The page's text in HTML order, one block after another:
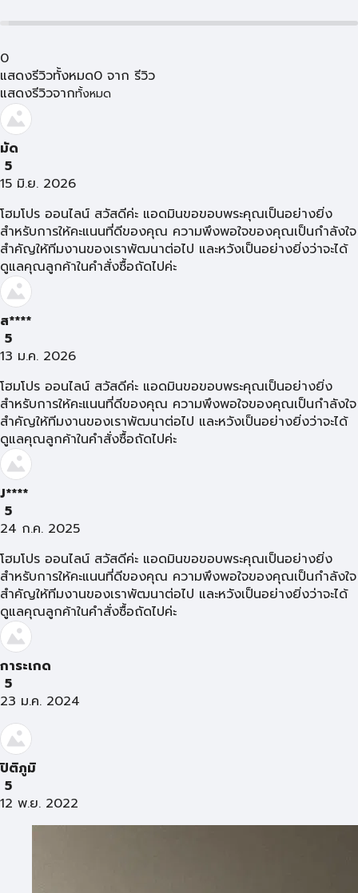
0
แสดงรีวิวทั้งหมด0 จาก รีวิว
แสดงรีวิวจากทั้งหมด
มัด
5
15 มิ.ย. 2026
โฮมโปร ออนไลน์ สวัสดีค่ะ แอดมินขอขอบพระคุณเป็นอย่างยิ่ง
สำหรับการให้คะแนนที่ดีของคุณ ความพึงพอใจของคุณเป็นกำลังใจ
สำคัญให้ทีมงานของเราพัฒนาต่อไป และหวังเป็นอย่างยิ่งว่าจะได้
ดูแลคุณลูกค้าในคำสั่งซื้อถัดไปค่ะ
ส****
5
13 ม.ค. 2026
โฮมโปร ออนไลน์ สวัสดีค่ะ แอดมินขอขอบพระคุณเป็นอย่างยิ่ง
สำหรับการให้คะแนนที่ดีของคุณ ความพึงพอใจของคุณเป็นกำลังใจ
สำคัญให้ทีมงานของเราพัฒนาต่อไป และหวังเป็นอย่างยิ่งว่าจะได้
ดูแลคุณลูกค้าในคำสั่งซื้อถัดไปค่ะ
J****
5
24 ก.ค. 2025
โฮมโปร ออนไลน์ สวัสดีค่ะ แอดมินขอขอบพระคุณเป็นอย่างยิ่ง
สำหรับการให้คะแนนที่ดีของคุณ ความพึงพอใจของคุณเป็นกำลังใจ
สำคัญให้ทีมงานของเราพัฒนาต่อไป และหวังเป็นอย่างยิ่งว่าจะได้
ดูแลคุณลูกค้าในคำสั่งซื้อถัดไปค่ะ
การะเกด
5
23 ม.ค. 2024
ปิติภูมิ
5
12 พ.ย. 2022